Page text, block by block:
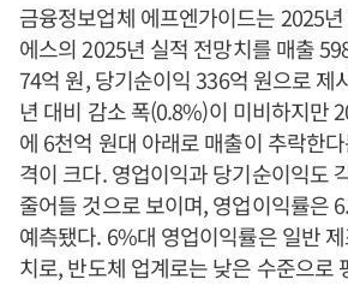
금융정보업체 에프엔가이드는 2025
에스의 2025년 실적 전망치를 매출
74억 원, 당기순이익 336억 원으로 제
년 대비 감소 폭(0.8%)이 미비하지만
에 6천억 원대 아래로 매출이 추락한
격이 크다. 영업이익과 당기순이익도
줄어들 것으로 보이며, 영업이익률은
예측됐다. 6%대 영업이익률은 일반
치로, 반도체 업계로는 낮은 수준으로